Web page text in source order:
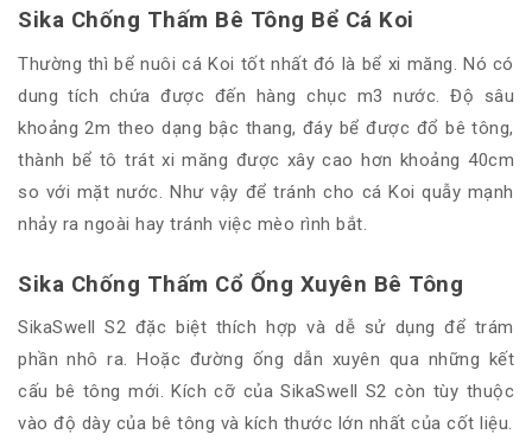
Sika Chống Thấm Bê Tông Bể Cá Koi
Thường thì bể nuôi cá Koi tốt nhất đó là bể xi măng. Nó có
dung tích chứa được đến hàng chục m3 nước. Độ sâu
khoảng 2m theo dạng bậc thang, đáy bể được đổ bê tông,
thành bể tô trát xi măng được xây cao hơn khoảng 40cm
so với mặt nước. Như vậy để tránh cho cá Koi quẫy mạnh
nhảy ra ngoài hay tránh việc mèo rình bắt.
Sika Chống Thấm Cổ Ống Xuyên Bê Tông
SikaSwell S2 đặc biệt thích hợp và dễ sử dụng để trám
phần nhô ra. Hoặc đường ống dẫn xuyên qua những kết
cấu bê tông mới. Kích cỡ của SikaSwell S2 còn tùy thuộc
vào độ dày của bê tông và kích thước lớn nhất của cốt liệu.